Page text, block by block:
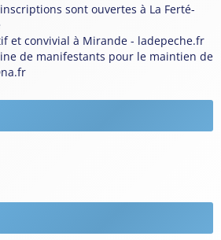
sont ouvertes à La Ferté-
et convivial à Mirande - ladepeche.fr
de manifestants pour le maintien de